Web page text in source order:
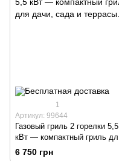
1
Артикул: 99644
Газовый гриль 2 горелки 5,5
кВт — компактный гриль для
дачи, сада и террасы.
6 750 грн